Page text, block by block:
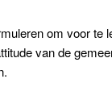
om voor te
van de